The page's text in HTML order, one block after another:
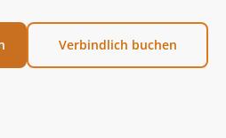
Verbindlich buchen